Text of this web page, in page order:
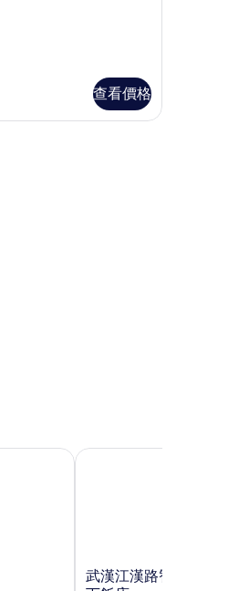
查看價格
武
武漢江漢路智選假日
武漢江漢路智選假日酒